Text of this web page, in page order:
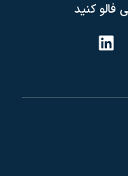
فالو کنید